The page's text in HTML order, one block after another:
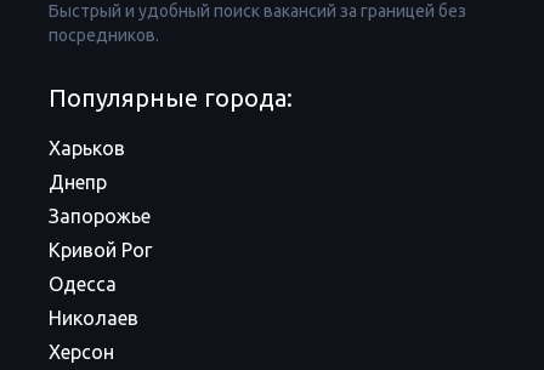
Быстрый и удобный поиск вакансий за границей без
посредников.
Популярные города:
Харьков
Днепр
Запорожье
Кривой Рог
Одесса
Николаев
Херсон